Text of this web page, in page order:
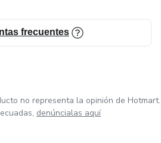
frecuentes
no representa la opinión de Hotmart.
denúncialas aquí